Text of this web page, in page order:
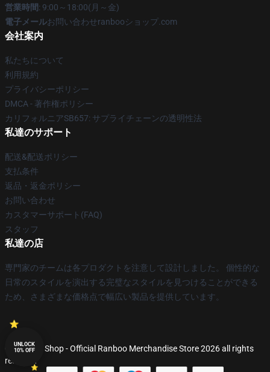
営業時間: 9:00～18:00(月～金)
電子メールお問い合わせranbooショップ.com
会社案内
私たちについて
利用規約
プライバシーポリシー
DMCA - 著作権ポリシー
カリフォルニアSB657: サプライチェーンの透明性法
私達のサポート
配送&配送ポリシー
支払条件
返品・返金ポリシー
お問い合わせ
カスタマーサポート(FAQ)
スタッフ
私達の店
専門家のチームは各プロダクトを注意して設計しました。 個性的な
日常のスタイルを演出する完璧なスタイルを見つけることができる
ため、さまざまな価格点で幅広い製品を提供しています。
© Ranboo Shop - Official Ranboo Merchandise Store 2026 all rights
reserved
UNLOCK
10% OFF